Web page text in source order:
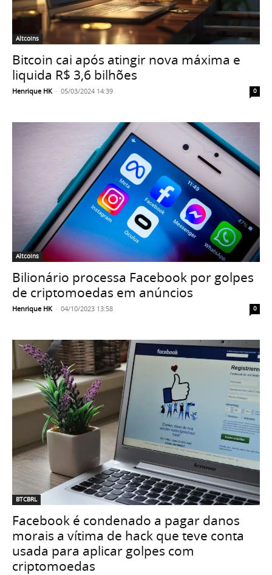
Altcoins
Bitcoin cai após atingir nova máxima e
liquida R$ 3,6 bilhões
Henrique HK - 05/03/2024 14:39 0
Altcoins
Bilionário processa Facebook por golpes
de criptomoedas em anúncios
Henrique HK - 04/10/2023 13:58 0
BTCBRL
Facebook é condenado a pagar danos
morais a vítima de hack que teve conta
usada para aplicar golpes com
criptomoedas